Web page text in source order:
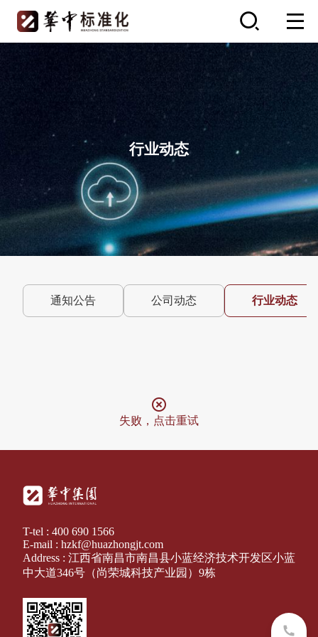
行业动态
通知公告 公司动态 行业动态
失败，点击重试
T-tel : 400 690 1566
E-mail : hzkf@huazhongjt.com
Address : 江西省南昌市南昌县小蓝经济技术开发区小蓝
中大道346号（尚荣城科技产业园）9栋